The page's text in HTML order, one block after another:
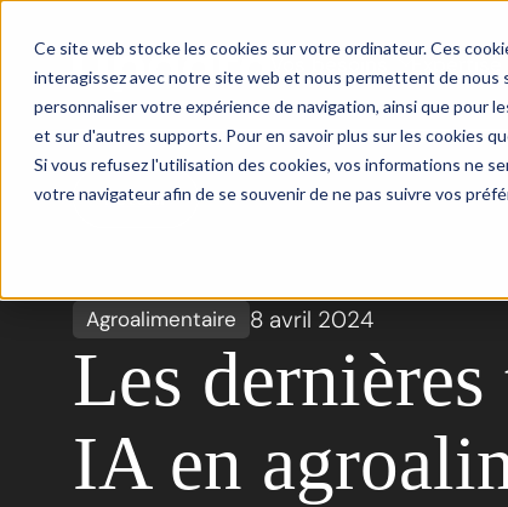
Ce site web stocke les cookies sur votre ordinateur. Ces
interagissez avec notre site web et nous permettent de nous
personnaliser votre expérience de navigation, ainsi que pour
et sur d'autres supports. Pour en savoir plus sur les cookies
Si vous refusez l'utilisation des cookies, vos informations ne
votre navigateur afin de se souvenir de ne pas suivre vos
Retour
Agroalimentaire 8 avril 2024
Les dernières
IA en